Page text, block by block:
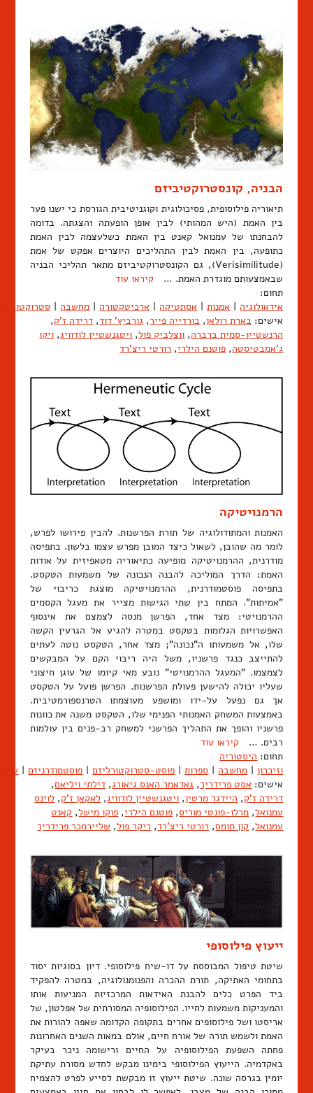
הבניה, קונסטרוקטיביזם
תיאוריה פילוסופית, פסיכולוגית וקוגניטיבית הגורסת כי ישנו פער
בין האמת (היש המהותי) לבין אופן הופעתה והצגתה. בדומה
להבחנתו של עמנואל קאנט בין האמת כשלעצמה לבין האמת
כתופעה, בין האמת לבין התהליכים היוצרים אפקט של אמת
(Verisimilitude), גם הקונסטרוקטיביזם מתאר תהליכי הבניה
שבאמצעותם מוגדרת האמת. … קיראו עוד
תחום:
אידאולוגיה | אמנות | אסתטיקה | ארכיטקטורה | מחשבה |
אישים: בארת רולאן, בורדייה פייר, גורביץ' דוד, דרידה ז'ק,
הרנשטיין-סמית ברברה, ווצלביק פול, ויטגנשטיין לודוויג, ויקו
ג'אמבטיסטה, פוטנם הילרי, רורטי ריצ'רד
הרמנויטיקה
האמנות והמתודולוגיה של תורת הפרשנות. להבין פירושו לפרש,
לומר מה שהובן, לשאול כיצד המובן מפרש עצמו בלשון. בתפיסה
מודרנית, ההרמנויטיקה מופיעה כתיאוריה מטאפיזית על אודות
האמת: הדרך המוליכה להבנה הנכונה של משמעות הטקסט.
בתפיסה פוסטמודרנית, ההרמנויטיקה מוצגת כריבוי של
"אמיתות". המתח בין שתי הגישות מצייר את מעגל הקסמים
ההרמנויטי: מצד אחד, הפרשן מנסה לצמצם את אינסוף
האפשרויות הגלומות בטקסט במטרה להגיע אל הגרעין הקשה
שלו, אל משמעותו ה"נכונה"; מצד אחר, הטקסט נוטה לעתים
להתייצב כנגד פרשניו, משל היה ריבוי הקם על המבקשים
לצמצמו. "המעגל ההרמנויטי" נובע מאי קיומו של עוגן חיצוני
שעליו יכולה להישען פעולת הפרשנות. הפרשן פועל על הטקסט
אך גם נפעל על-ידו ומושפע מעוצמתו הטרנספורמטיבית.
באמצעות המשחק האמנותי הפנימי שלו, הטקסט משנה את כוונות
פרשניו והופך את התהליך הפרשני למשחק רב-פנים בין עולמות
רבים. … קיראו עוד
תחום: היסטוריה
וזיכרון
מחשבה ספרות פוסט-סטרוקטורליזם פוסטמודרניזם
שיח
אישים: אסט פרידריך, גאדאמר האנס גיאורג, דילתי ויליאם,
דרידה ז'ק, היידגר מרטין, ויטגנשטיין לודוויג, לאקאן ז'ק, לוינס
עמנואל, מרלו-פונטי מוריס, פוטנם הילרי, פוקו מישל, קאנט
עמנואל, קון תומס, רורטי ריצ'רד, ריקר פול, שליירמכר פרידריך
ייעוץ פילוסופי
שיטת טיפול המבוססת על דו-שיח פילוסופי. דיון בסוגיות יסוד
בתחומי האתיקה, תורת ההכרה והפנומנולוגיה, במטרה להפקיד
ביד הפרט כלים להבנת האידאות המרכזיות המניעות אותו
והמעניקות משמעות לחייו. הפילוסופיה המסורתית של אפלטון, של
אריסטו ושל פילוסופים אחרים בתקופה הקדומה שאפה להורות את
האמת ולשמש תורה של אורח חיים, אולם במאות השנים האחרונות
פחתה השפעת הפילוסופיה על החיים ורישומה ניכר בעיקר
באקדמיה. הייעוץ הפילוסופי בימינו מבקש לחדש מסורת עתיקת
יומין בגרסה שונה. שיטת ייעוץ זו מבקשת לסייע לפרט להצמיח